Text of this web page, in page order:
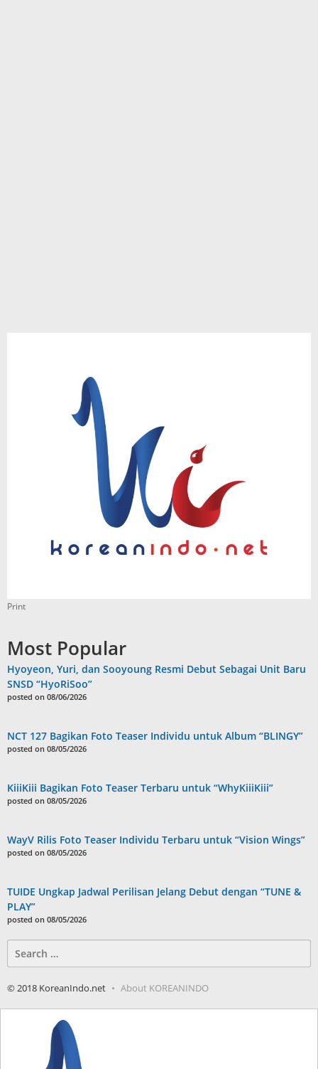
Print
Most Popular
Hyoyeon, Yuri, dan Sooyoung Resmi Debut Sebagai Unit Baru
SNSD “HyoRiSoo”
posted on 08/06/2026
NCT 127 Bagikan Foto Teaser Individu untuk Album “BLINGY”
posted on 08/05/2026
KiiiKiii Bagikan Foto Teaser Terbaru untuk “WhyKiiiKiii”
posted on 08/05/2026
WayV Rilis Foto Teaser Individu Terbaru untuk “Vision Wings”
posted on 08/05/2026
TUIDE Ungkap Jadwal Perilisan Jelang Debut dengan “TUNE &
PLAY”
posted on 08/05/2026
for:
© 2018 KoreanIndo.net About KOREANINDO